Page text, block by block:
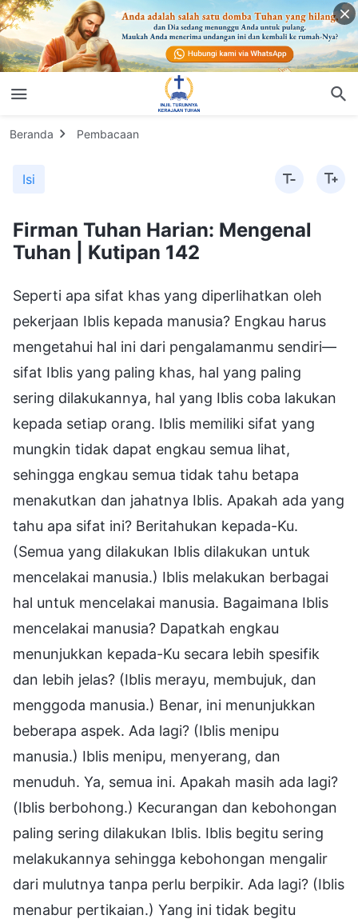
Beranda Pembacaan
Isi
Firman Tuhan Harian: Mengenal
Tuhan | Kutipan 142
Seperti apa sifat khas yang diperlihatkan oleh
pekerjaan Iblis kepada manusia? Engkau harus
mengetahui hal ini dari pengalamanmu sendiri—
sifat Iblis yang paling khas, hal yang paling
sering dilakukannya, hal yang Iblis coba lakukan
kepada setiap orang. Iblis memiliki sifat yang
mungkin tidak dapat engkau semua lihat,
sehingga engkau semua tidak tahu betapa
menakutkan dan jahatnya Iblis. Apakah ada yang
tahu apa sifat ini? Beritahukan kepada-Ku.
(Semua yang dilakukan Iblis dilakukan untuk
mencelakai manusia.) Iblis melakukan berbagai
hal untuk mencelakai manusia. Bagaimana Iblis
mencelakai manusia? Dapatkah engkau
menunjukkan kepada-Ku secara lebih spesifik
dan lebih jelas? (Iblis merayu, membujuk, dan
menggoda manusia.) Benar, ini menunjukkan
beberapa aspek. Ada lagi? (Iblis menipu
manusia.) Iblis menipu, menyerang, dan
menuduh. Ya, semua ini. Apakah masih ada lagi?
(Iblis berbohong.) Kecurangan dan kebohongan
paling sering dilakukan Iblis. Iblis begitu sering
melakukannya sehingga kebohongan mengalir
dari mulutnya tanpa perlu berpikir. Ada lagi? (Iblis
menabur pertikaian.) Yang ini tidak begitu